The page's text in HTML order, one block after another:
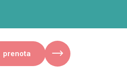
prenota